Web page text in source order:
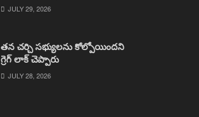
JULY 29, 2026
తన చర్చి సభ్యులను కోల్పోయిందని
గ్రెగ్ లాక్ చెప్పారు
JULY 28, 2026